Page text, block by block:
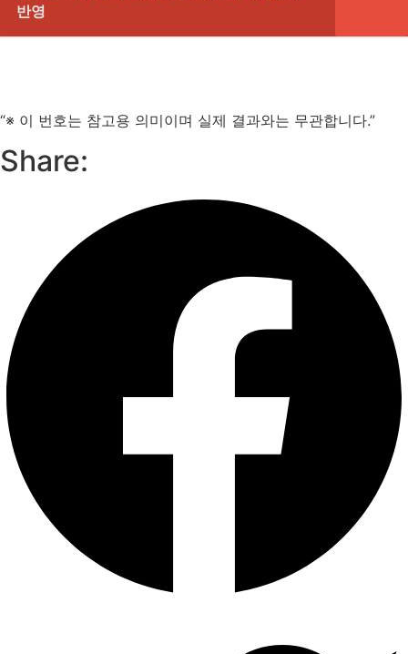
반영
“※ 이 번호는 참고용 의미이며 실제 결과와는 무관합니다.”
Share: